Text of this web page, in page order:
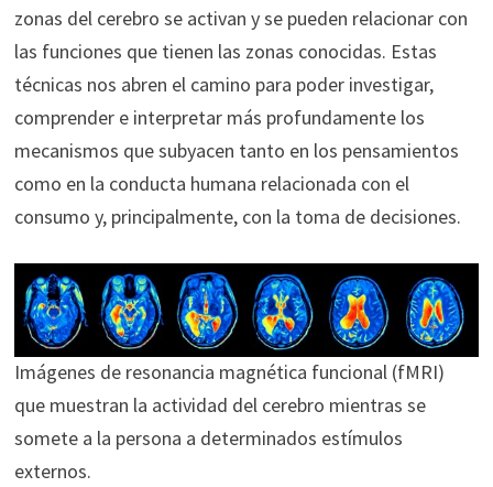
zonas del cerebro se activan y se pueden relacionar con
las funciones que tienen las zonas conocidas. Estas
técnicas nos abren el camino para poder investigar,
comprender e interpretar más profundamente los
mecanismos que subyacen tanto en los pensamientos
como en la conducta humana relacionada con el
consumo y, principalmente, con la toma de decisiones.
Imágenes de resonancia magnética funcional (fMRI)
que muestran la actividad del cerebro mientras se
somete a la persona a determinados estímulos
externos.